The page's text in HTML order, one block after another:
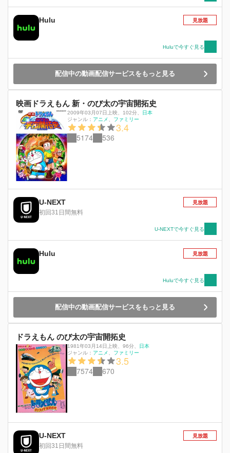
万年前に向かうドラえもんたち。そこで、凍りつ
いてしまった自分たちの星を救うため、宇宙を旅
し、腕輪の謎を追う少女カーラとヒャッコイ博士
は、地球が凍結する危機に直面する！
Hulu 見放題
Huluで今すぐ見る
配信中の動画配信サービスをもっと見る
映画ドラえもん 新・のび太の宇宙開拓史
2009年03月07日上映 102分
日本
ジャンル： アニメ ファミリー
3.4
5174 536
U-NEXT
初回31日間無料
見放題
U-NEXTで今すぐ見る
Hulu 見放題
Huluで今すぐ見る
配信中の動画配信サービスをもっと見る
ドラえもん のび太の宇宙開拓史
1981年03月14日上映 96分
日本
ジャンル： アニメ ファミリー
3.5
7574 670
U-NEXT
初回31日間無料
見放題